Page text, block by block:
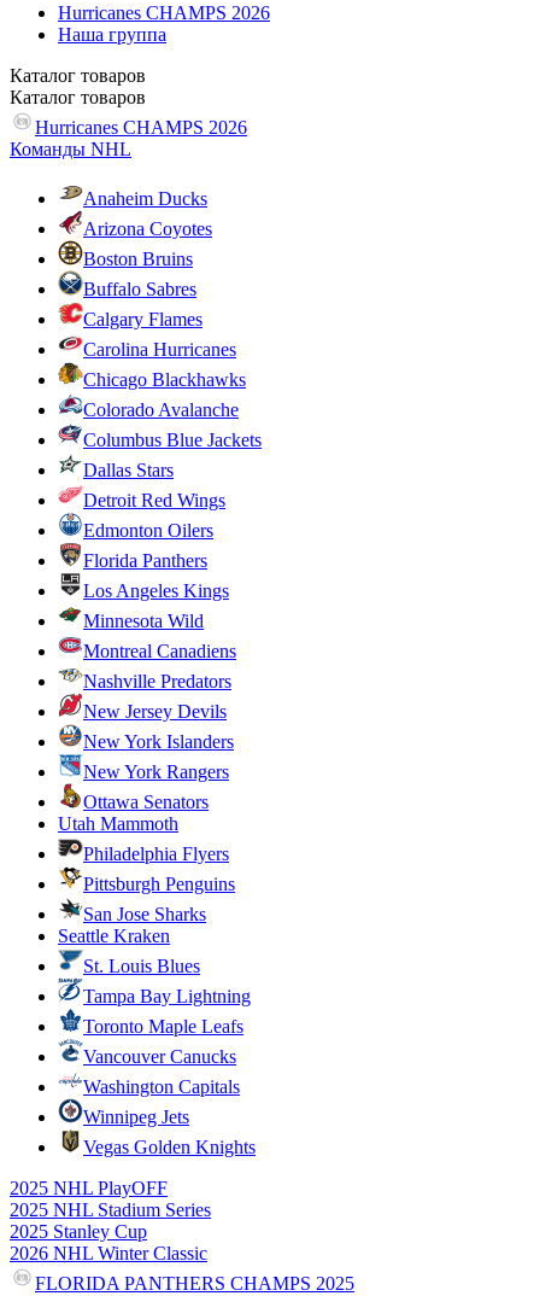
Hurricanes CHAMPS 2026
Наша группа
Каталог товаров
Каталог товаров
Hurricanes CHAMPS 2026
Команды NHL
Anaheim Ducks
Arizona Coyotes
Boston Bruins
Buffalo Sabres
Calgary Flames
Carolina Hurricanes
Chicago Blackhawks
Colorado Avalanche
Columbus Blue Jackets
Dallas Stars
Detroit Red Wings
Edmonton Oilers
Florida Panthers
Los Angeles Kings
Minnesota Wild
Montreal Canadiens
Nashville Predators
New Jersey Devils
New York Islanders
New York Rangers
Ottawa Senators
Utah Mammoth
Philadelphia Flyers
Pittsburgh Penguins
San Jose Sharks
Seattle Kraken
St. Louis Blues
Tampa Bay Lightning
Toronto Maple Leafs
Vancouver Canucks
Washington Capitals
Winnipeg Jets
Vegas Golden Knights
2025 NHL PlayOFF
2025 NHL Stadium Series
2025 Stanley Cup
2026 NHL Winter Classic
FLORIDA PANTHERS CHAMPS 2025